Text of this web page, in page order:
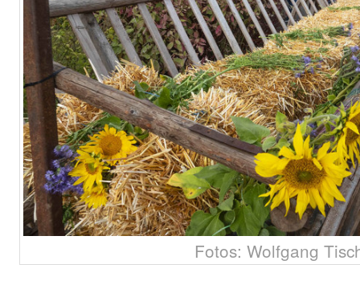
Fotos: Wolfgang